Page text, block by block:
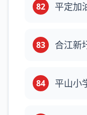
82 平定加
83 合江新
84 平山小